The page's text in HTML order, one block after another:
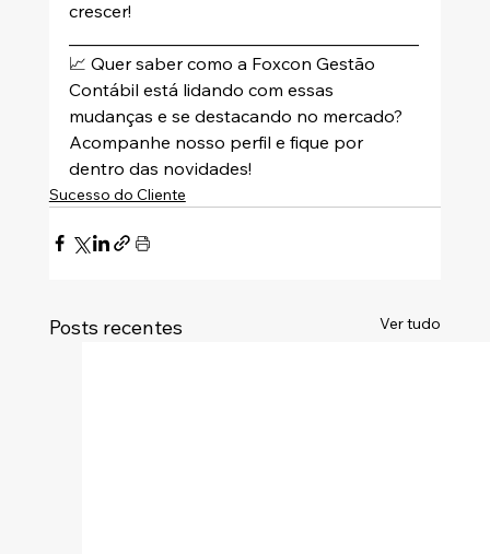
crescer!
📈 Quer saber como a Foxcon Gestão
Contábil está lidando com essas
mudanças e se destacando no mercado?
Acompanhe nosso perfil e fique por
dentro das novidades!
Sucesso do Cliente
Posts recentes Ver tudo